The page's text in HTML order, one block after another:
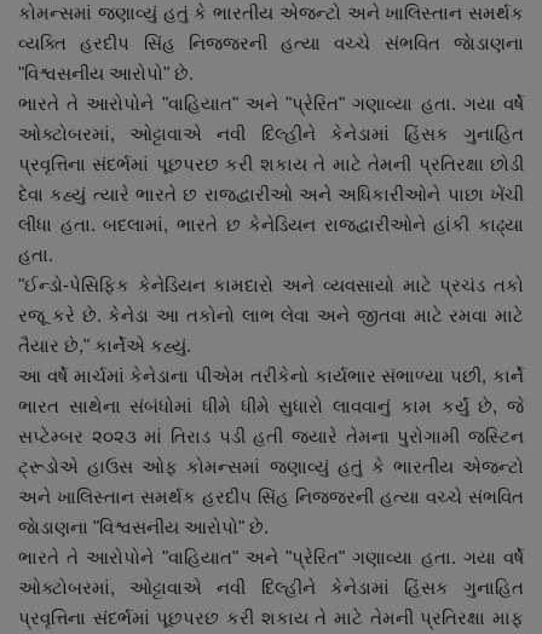
કોમન્સમાં જણાવ્યું હતું કે ભારતીય એજન્ટો અને ખાલિસ્તાન સમર્થક
વ્યક્તિ હરદીપ સિંહ નિજ્જરની હત્યા વચ્ચે સંભવિત જાેડાણના
"વિશ્વસનીય આરોપો" છે.
ભારતે તે આરોપોને "વાહિયાત" અને "પ્રેરિત" ગણાવ્યા હતા. ગયા વર્ષે
ઓક્ટોબરમાં, ઓટ્ટાવાએ નવી દિલ્હીને કેનેડામાં હિંસક ગુનાહિત
પ્રવૃત્તિના સંદર્ભમાં પૂછપરછ કરી શકાય તે માટે તેમની પ્રતિરક્ષા છોડી
દેવા કહ્યું ત્યારે ભારતે છ રાજદ્વારીઓ અને અધિકારીઓને પાછા ખેંચી
લીધા હતા. બદલામાં, ભારતે છ કેનેડિયન રાજદ્વારીઓને હાંકી કાઢ્યા
હતા.
"ઈન્ડો-પેસિફિક કેનેડિયન કામદારો અને વ્યવસાયો માટે પ્રચંડ તકો
રજૂ કરે છે. કેનેડા આ તકોનો લાભ લેવા અને જીતવા માટે રમવા માટે
તૈયાર છે," કાર્નેએ કહ્યું.
આ વર્ષે માર્ચમાં કેનેડાના પીએમ તરીકેનો કાર્યભાર સંભાળ્યા પછી, કાર્ને
ભારત સાથેના સંબંધોમાં ધીમે ધીમે સુધારો લાવવાનું કામ કર્યું છે, જે
સપ્ટેમ્બર ૨૦૨૩ માં તિરાડ પડી હતી જ્યારે તેમના પુરોગામી જસ્ટિન
ટ્રૂડોએ હાઉસ ઓફ કોમન્સમાં જણાવ્યું હતું કે ભારતીય એજન્ટો
અને ખાલિસ્તાન સમર્થક હરદીપ સિંહ નિજ્જરની હત્યા વચ્ચે સંભવિત
જાેડાણના "વિશ્વસનીય આરોપો" છે.
ભારતે તે આરોપોને "વાહિયાત" અને "પ્રેરિત" ગણાવ્યા હતા. ગયા વર્ષે
ઓક્ટોબરમાં, ઓટ્ટાવાએ નવી દિલ્હીને કેનેડામાં હિંસક ગુનાહિત
પ્રવૃત્તિના સંદર્ભમાં પૂછપરછ કરી શકાય તે માટે તેમની પ્રતિરક્ષા માફ